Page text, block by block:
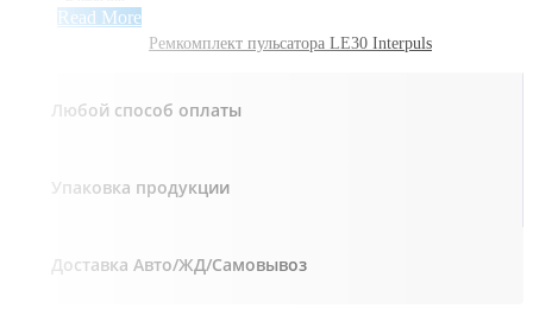
Read More
Ремкомплект пульсатора LE30 Interpuls
Любой способ оплаты
Упаковка продукции
Доставка Авто/ЖД/Самовывоз